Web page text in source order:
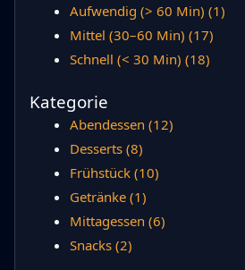
Aufwendig (> 60 Min) (1)
Mittel (30–60 Min) (17)
Schnell (< 30 Min) (18)
Kategorie
Abendessen (12)
Desserts (8)
Frühstück (10)
Getränke (1)
Mittagessen (6)
Snacks (2)